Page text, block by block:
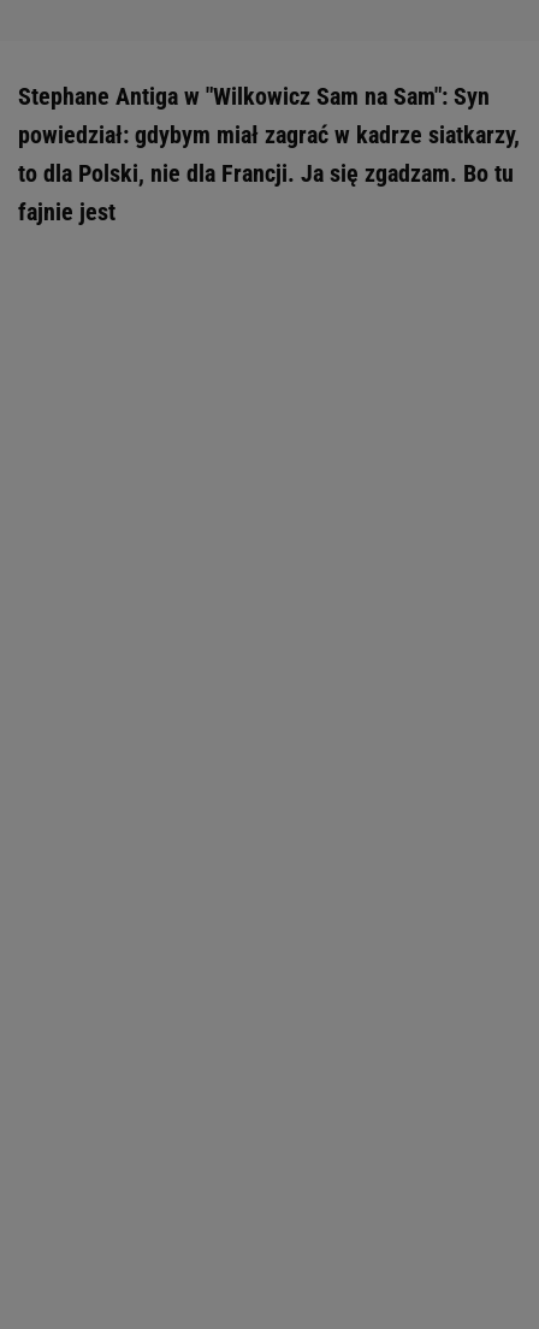
Stephane Antiga w "Wilkowicz Sam na Sam": Syn
powiedział: gdybym miał zagrać w kadrze siatkarzy,
to dla Polski, nie dla Francji. Ja się zgadzam. Bo tu
fajnie jest